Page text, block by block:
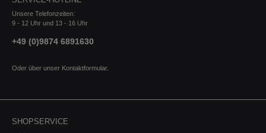
Unsere Telefonzeiten:
9 - 12 Uhr und 13 - 16 Uhr
+49 (0)9874 6891630
Oder über unser Kontaktformular.
SHOPSERVICE